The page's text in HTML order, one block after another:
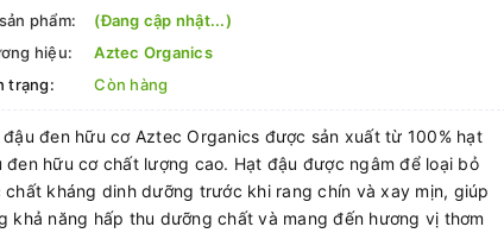
phẩm:
(Đang cập nhật...)
hiệu:
Aztec Organics
trạng:
Còn hàng
đậu đen hữu cơ Aztec Organics được sản xuất từ 100% hạt
đen hữu cơ chất lượng cao. Hạt đậu được ngâm để loại bỏ
chất kháng dinh dưỡng trước khi rang chín và xay mịn, giúp
khả năng hấp thu dưỡng chất và mang đến hương vị thơm